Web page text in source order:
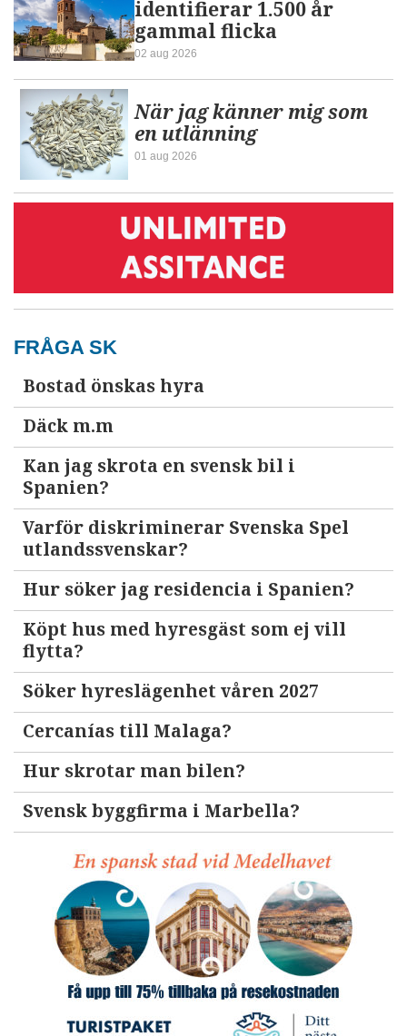
identifierar 1.500 år
gammal flicka
02 aug 2026
När jag känner mig som
en utlänning
01 aug 2026
FRÅGA SK
Bostad önskas hyra
Däck m.m
Kan jag skrota en svensk bil i
Spanien?
Varför diskriminerar Svenska Spel
utlandssvenskar?
Hur söker jag residencia i Spanien?
Köpt hus med hyresgäst som ej vill
flytta?
Söker hyreslägenhet våren 2027
Cercanías till Malaga?
Hur skrotar man bilen?
Svensk byggfirma i Marbella?